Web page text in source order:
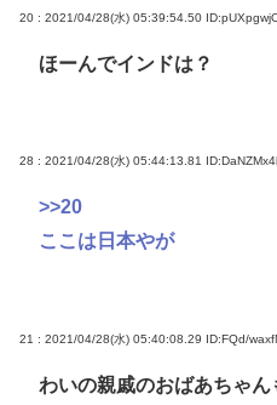
20 : 2021/04/28(水) 05:39:54.50
ほーんでインドは？
28 : 2021/04/28(水) 05:44:13.81
>>20
ここは日本やが
21 : 2021/04/28(水) 05:40:08.29 ID:FQd/
わいの親戚のおばあちゃ